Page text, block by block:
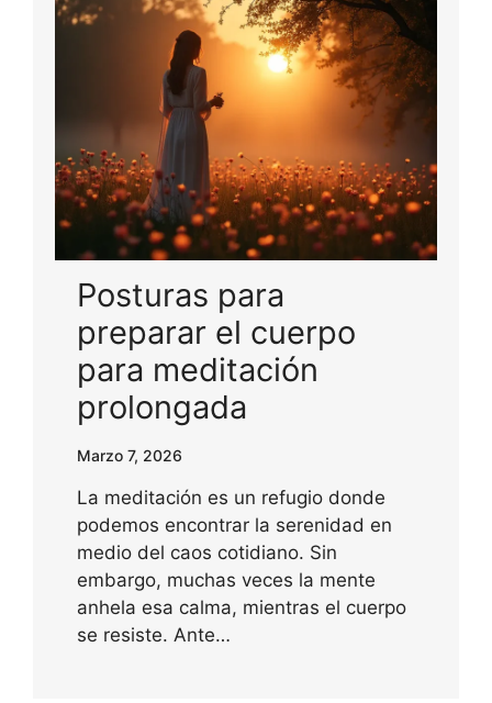
Posturas para
preparar el cuerpo
para meditación
prolongada
Marzo 7, 2026
La meditación es un refugio donde
podemos encontrar la serenidad en
medio del caos cotidiano. Sin
embargo, muchas veces la mente
anhela esa calma, mientras el cuerpo
se resiste. Ante…